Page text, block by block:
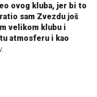
ovog kluba, jer bi to
sam Zvezdu još
velikom klubu i
atmosferu i kao